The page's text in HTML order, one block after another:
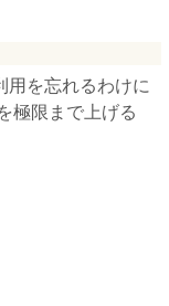
用を忘れるわけに
極限まで上げる